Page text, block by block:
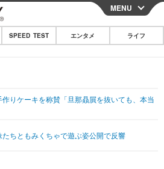
CLOSE
その他
映画・ドラマ
MENU
SPEED TEST エンタメ ライフ
作りケーキを称賛「旦那贔屓を抜いても、本当
たちともみくちゃで遊ぶ姿公開で反響